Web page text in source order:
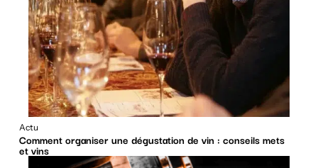
Actu
Comment organiser une dégustation de vin : conseils mets
et vins